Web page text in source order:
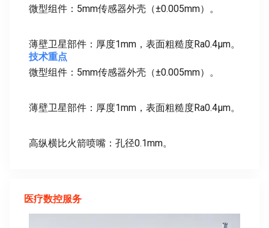
微型组件：5mm传感器外壳（±0.005mm）。
薄壁卫星部件：厚度1mm，表面粗糙度Ra0.4μm。
技术重点
微型组件：5mm传感器外壳（±0.005mm）。
薄壁卫星部件：厚度1mm，表面粗糙度Ra0.4μm。
高纵横比火箭喷嘴：孔径0.1mm。
医疗数控服务